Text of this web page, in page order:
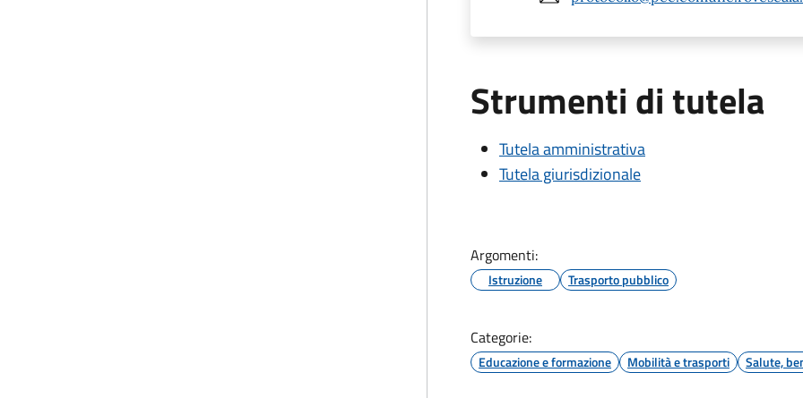
Strumenti di tutela
Tutela amministrativa
Tutela giurisdizionale
Argomenti:
Istruzione Trasporto pubblico
Categorie:
Educazione e formazione Mobilità e trasporti Salute,